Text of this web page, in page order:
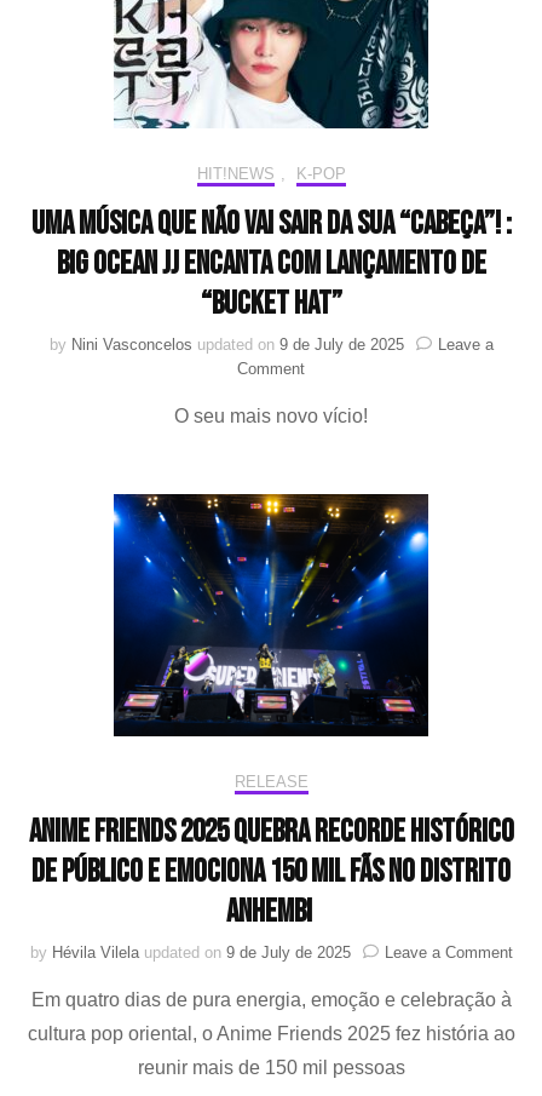
pop
a
conquistar
conheça
grupos
participantes
HIT!NEWS K-POP
Uma música que não vai sair da sua “cabeça”! :
Big Ocean JJ encanta com lançamento de
“BUCKET HAT”
by Nini Vasconcelos updated on 9 de July de 2025
Leave a
Commenton
música
sair
da
sua
“cabeça”!
Big
Ocean
JJ
encanta
com
de
HAT”
O seu mais novo vício!
RELEASE
Anime Friends 2025 quebra recorde histórico
de público e emociona 150 mil fãs no Distrito
Anhembi
by Hévila Vilela updated on 9 de July de 2025 Leave a Commenton
Em quatro dias de pura energia, emoção e celebração à
cultura pop oriental, o Anime Friends 2025 fez história ao
reunir mais de 150 mil pessoas